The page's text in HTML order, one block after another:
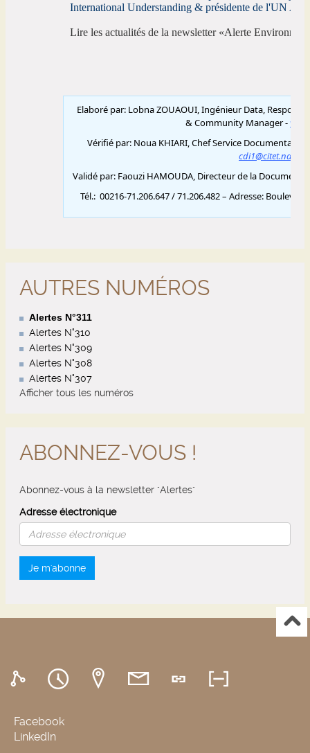
AUTRES NUMÉROS
Alertes N°311
Alertes N°310
Alertes N°309
Alertes N°308
Alertes N°307
Afficher tous les numéros
ABONNEZ-VOUS !
Abonnez-vous à la newsletter "Alertes"
Adresse électronique
Je m'abonne
Facebook
LinkedIn